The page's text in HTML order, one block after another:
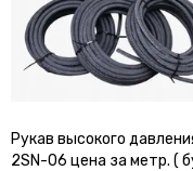
Рукав высокого
2SN-06 цена за метр. (